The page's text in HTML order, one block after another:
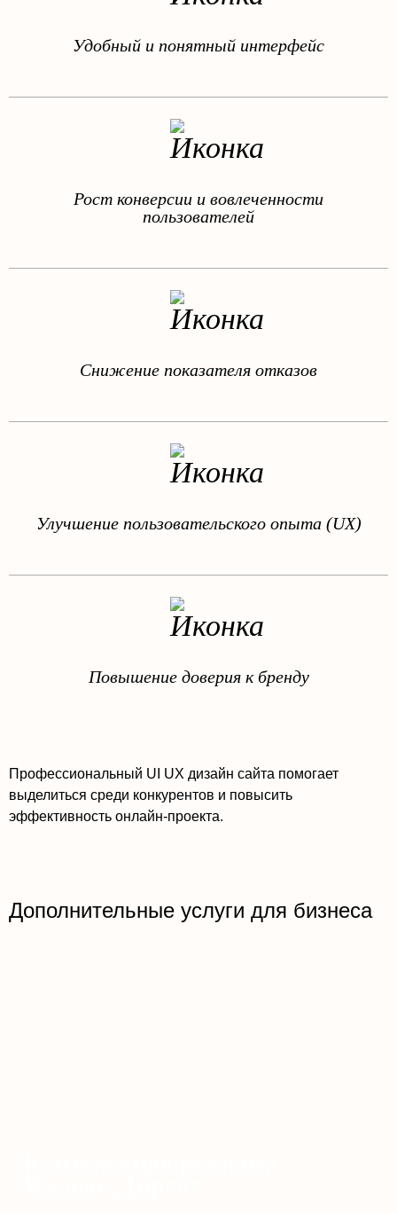
Удобный и понятный интерфейс
Рост конверсии и вовлеченности
пользователей
Снижение показателя отказов
Улучшение пользовательского опыта (UX)
Повышение доверия к бренду
Профессиональный UI UX дизайн сайта помогает
выделиться среди конкурентов и повысить
эффективность онлайн-проекта.
Дополнительные услуги для бизнеса